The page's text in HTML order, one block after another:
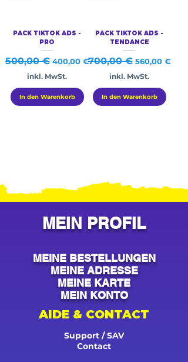
PACK TIKTOK ADS -
PRO
Standardpreis
500,00 € Sale-Preis
400,00 €
inkl. MwSt.
In den Warenkorb
PACK TIKTOK ADS -
TENDANCE
Standardpreis
700,00 € Sale-Preis
560,00 €
inkl. MwSt.
In den Warenkorb
MEIN PROFIL
MEINE BESTELLUNGEN
MEINE ADRESSE
MEINE KARTE
MEIN KONTO
AIDE & CONTACT
Support / SAV
Contact